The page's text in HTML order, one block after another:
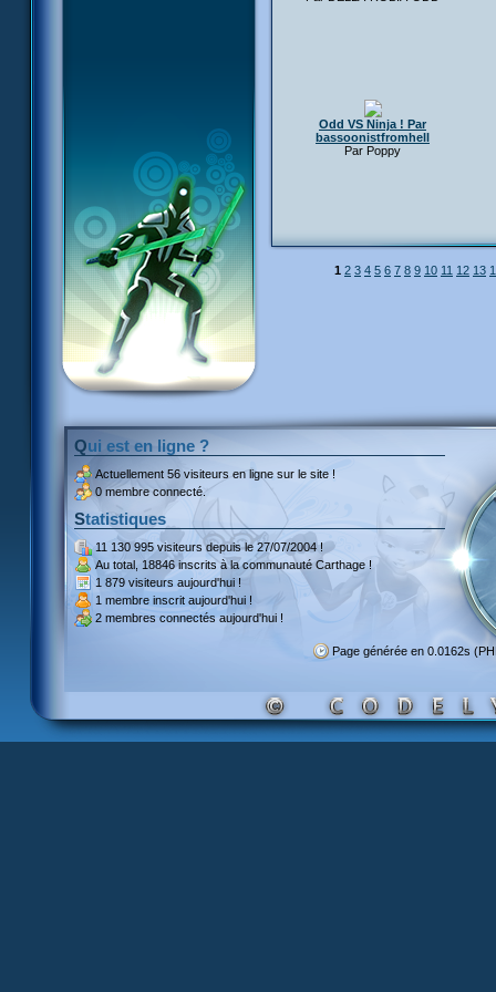
Odd VS Ninja ! Par
bassoonistfromhell
Par Poppy
1 2 3 4 5 6 7 8 9 10 11 12 13
Qui est en ligne ?
Actuellement 56 visiteurs en ligne sur le site !
0 membre connecté.
Statistiques
11 130 995 visiteursdepuis le 27/07/2004 !
Au total, 18846 inscritsà la communauté Carthage !
1 879 visiteurs aujourd'hui !
1 membre inscrit aujourd'hui !
2 membres connectés aujourd'hui !
Page générée en 0.0162s